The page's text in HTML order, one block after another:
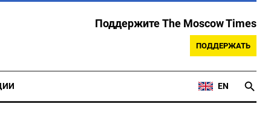
Поддержите The Moscow Times
ПОДДЕРЖАТЬ
EN